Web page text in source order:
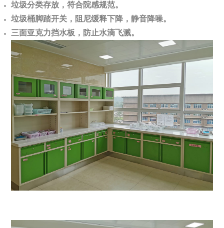
垃圾分类存放，符合院感规范。
垃圾桶脚踏开关，阻尼缓释下降，静音降噪。
三面亚克力挡水板，防止水滴飞溅。